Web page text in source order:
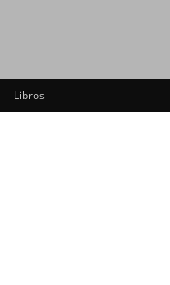
Libros